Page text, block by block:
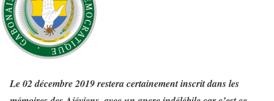
Le 02 décembre 2019 restera certainement inscrit dans les